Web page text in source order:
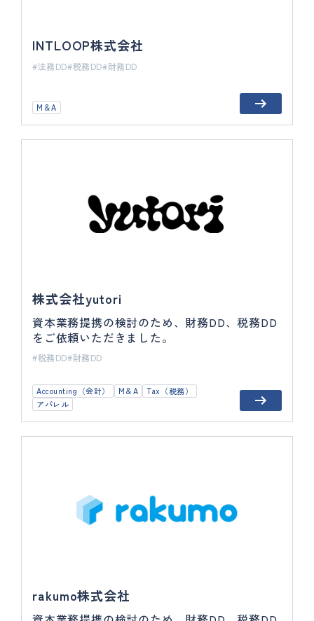
INTLOOP株式会社
法務DD 税務DD 財務DD
M＆A
株式会社yutori
資本業務提携の検討のため、財務DD、税務DD
をご依頼いただきました。
税務DD 財務DD
Accounting（会計） M＆A
Tax（税務）
アパレル
rakumo株式会社